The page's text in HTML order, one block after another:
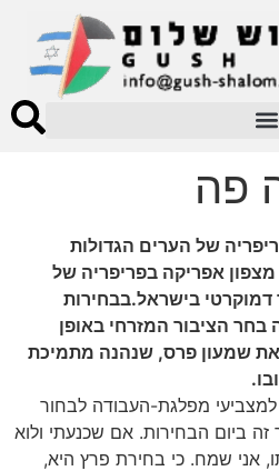
פה
של הערים הגדולות
אפריקה בפריפריה של
בישראל.בבחירות
הציבור המזרחי באופן
את שמעון פרס, שנהנה מתמיכת
מפלגת-העבודה לבחור
ביום הבחירות. אם שכנעתי ולוא
אני שמח. כי בחירת פרץ היא,